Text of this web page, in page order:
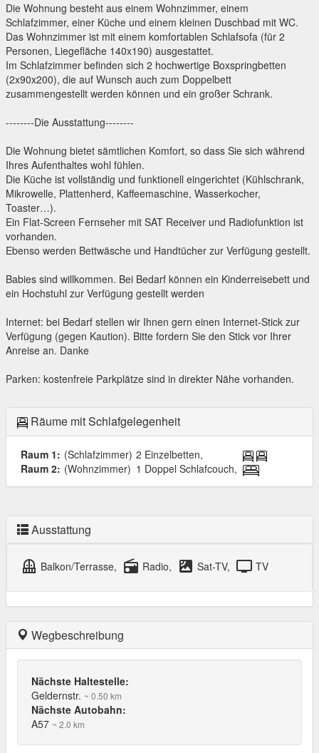
Die Wohnung besteht aus einem Wohnzimmer, einem
Schlafzimmer, einer Küche und einem kleinen Duschbad mit WC.
Das Wohnzimmer ist mit einem komfortablen Schlafsofa (für 2
Personen, Liegefläche 140x190) ausgestattet.
Im Schlafzimmer befinden sich 2 hochwertige Boxspringbetten
(2x90x200), die auf Wunsch auch zum Doppelbett
zusammengestellt werden können und ein großer Schrank.
--------Die Ausstattung--------
Die Wohnung bietet sämtlichen Komfort, so dass Sie sich während
Ihres Aufenthaltes wohl fühlen.
Die Küche ist vollständig und funktionell eingerichtet (Kühlschrank,
Mikrowelle, Plattenherd, Kaffeemaschine, Wasserkocher,
Toaster…).
Ein Flat-Screen Fernseher mit SAT Receiver und Radiofunktion ist
vorhanden.
Ebenso werden Bettwäsche und Handtücher zur Verfügung gestellt.
Babies sind willkommen. Bei Bedarf können ein Kinderreisebett und
ein Hochstuhl zur Verfügung gestellt werden
Internet: bei Bedarf stellen wir Ihnen gern einen Internet-Stick zur
Verfügung (gegen Kaution). Bitte fordern Sie den Stick vor Ihrer
Anreise an. Danke
Parken: kostenfreie Parkplätze sind in direkter Nähe vorhanden.
Räume mit Schlafgelegenheit
Raum 1: (Schlafzimmer) 2 Einzelbetten,
Raum 2: (Wohnzimmer) 1 Doppel Schlafcouch,
Ausstattung
balcony Balkon/Terrasse, radio Radio, satellite Sat-TV, tv TV
Wegbeschreibung
Nächste Haltestelle:
Geldernstr. ~ 0.50 km
Nächste Autobahn:
A57 ~ 2.0 km